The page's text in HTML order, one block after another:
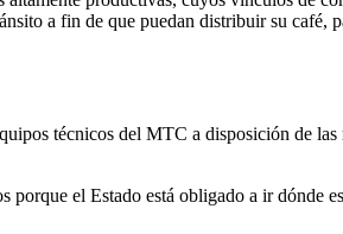
a fin de que puedan distribuir su café,
técnicos del MTC a disposición de
porque el Estado está obligado a ir dónde